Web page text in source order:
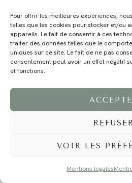
Pour offrir les meilleures expériences,
telles que les cookies pour stocker et/ou
appareils. Le fait de consentir à ces
traiter des données telles que le
uniques sur ce site. Le fait de ne pas
consentement peut avoir un effet négatif
et fonctions.
REFUSER
VOIR LES
Mentions légales
MAGALI PRESTATIONS YOGA
©2024 EI Magali Selvi - Photographe Famille et Mariage